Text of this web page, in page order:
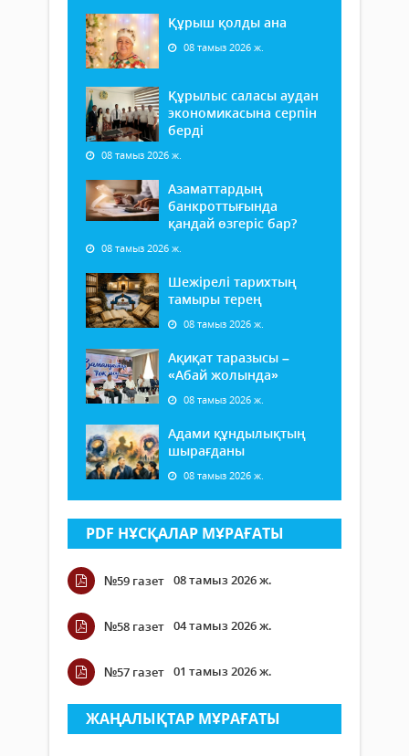
Құрыш қолды ана
08 тамыз 2026 ж.
Құрылыс саласы аудан
экономикасына серпін
берді
08 тамыз 2026 ж.
Азаматтардың
банкроттығында
қандай өзгеріс бар?
08 тамыз 2026 ж.
Шежірелі тарихтың
тамыры терең
08 тамыз 2026 ж.
Ақиқат таразысы –
«Абай жолында»
08 тамыз 2026 ж.
Адами құндылықтың
шырағданы
08 тамыз 2026 ж.
PDF НҰСҚАЛАР МҰРАҒАТЫ
№59 газет 08 тамыз 2026 ж.
№58 газет 04 тамыз 2026 ж.
№57 газет 01 тамыз 2026 ж.
ЖАҢАЛЫҚТАР МҰРАҒАТЫ